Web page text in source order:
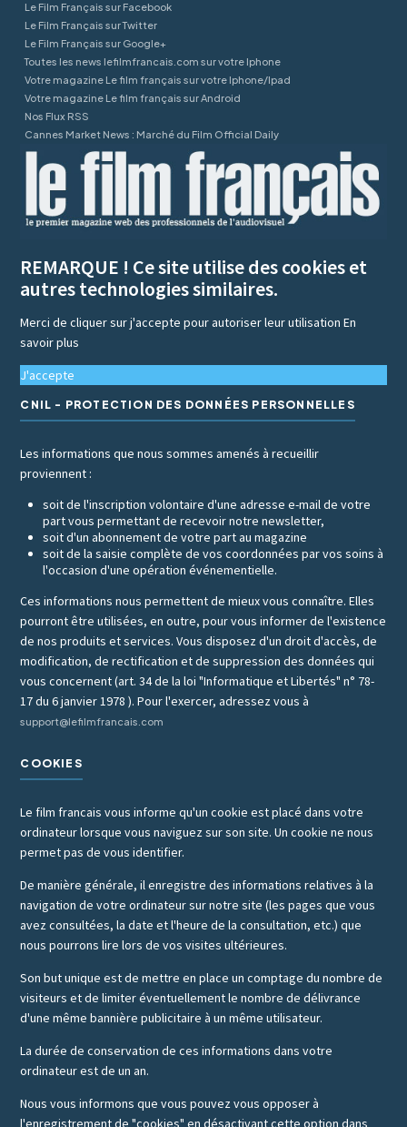
Le Film Français sur Facebook
Le Film Français sur Twitter
Le Film Français sur Google+
Toutes les news lefilmfrancais.com sur votre Iphone
Votre magazine Le film français sur votre Iphone/Ipad
Votre magazine Le film français sur Android
Nos Flux RSS
Cannes Market News : Marché du Film Official Daily
REMARQUE ! Ce site utilise des cookies et
autres technologies similaires.
Merci de cliquer sur j'accepte pour autoriser leur utilisationEn
savoir plus
J'accepte
CNIL - PROTECTION DES DONNÉES PERSONNELLES
Les informations que nous sommes amenés à recueillir
proviennent :
soit de l'inscription volontaire d'une adresse e-mail de votre
part vous permettant de recevoir notre newsletter,
soit d'un abonnement de votre part au magazine
soit de la saisie complète de vos coordonnées par vos soins à
l'occasion d'une opération événementielle.
Ces informations nous permettent de mieux vous connaître. Elles
pourront être utilisées, en outre, pour vous informer de l'existence
de nos produits et services. Vous disposez d'un droit d'accès, de
modification, de rectification et de suppression des données qui
vous concernent (art. 34 de la loi "Informatique et Libertés" n° 78-
17 du 6 janvier 1978 ). Pour l'exercer, adressez vous à
support@lefilmfrancais.com
COOKIES
Le film francais vous informe qu'un cookie est placé dans votre
ordinateur lorsque vous naviguez sur son site. Un cookie ne nous
permet pas de vous identifier.
De manière générale, il enregistre des informations relatives à la
navigation de votre ordinateur sur notre site (les pages que vous
avez consultées, la date et l'heure de la consultation, etc.) que
nous pourrons lire lors de vos visites ultérieures.
Son but unique est de mettre en place un comptage du nombre de
visiteurs et de limiter éventuellement le nombre de délivrance
d'une même bannière publicitaire à un même utilisateur.
La durée de conservation de ces informations dans votre
ordinateur est de un an.
Nous vous informons que vous pouvez vous opposer à
l'enregistrement de "cookies" en désactivant cette option dans